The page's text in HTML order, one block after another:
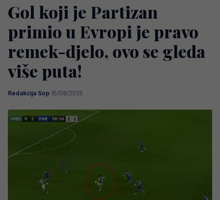
Gol koji je Partizan
primio u Evropi je pravo
remek-djelo, ovo se gleda
više puta!
Redakcija Sop·15/08/2025